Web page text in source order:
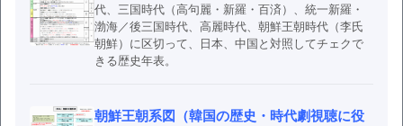
代、三国時代（高句麗・新羅・百済）、統一新羅・
渤海／後三国時代、高麗時代、朝鮮王朝時代（李氏
朝鮮）に区切って、日本、中国と対照してチェクで
きる歴史年表。
朝鮮王朝系図（韓国の歴史・時代劇視聴に役